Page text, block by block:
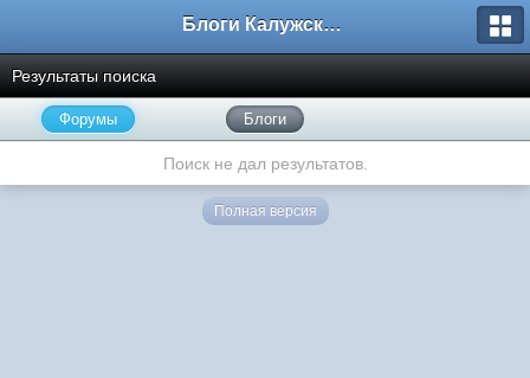
Блоги Калужского перекрестка
Результаты поиска
Форумы Блоги
Поиск не дал результатов.
Полная версия